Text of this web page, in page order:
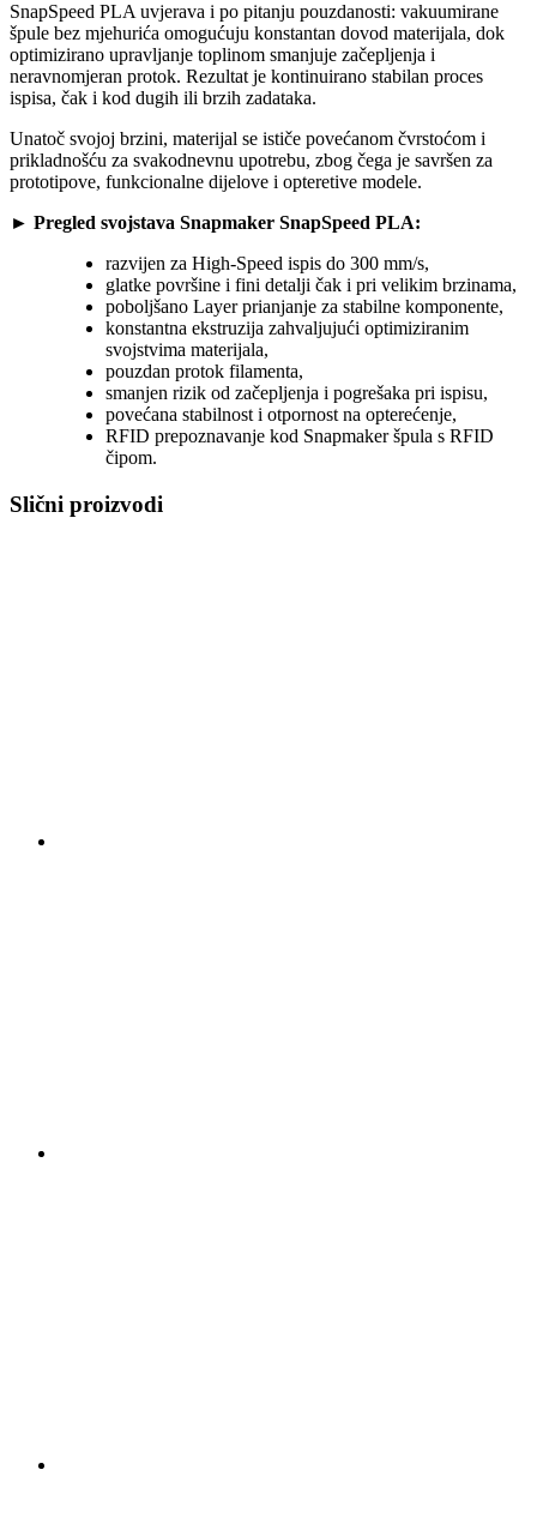
SnapSpeed PLA uvjerava i po pitanju pouzdanosti: vakuumirane
špule bez mjehurića omogućuju konstantan dovod materijala, dok
optimizirano upravljanje toplinom smanjuje začepljenja i
neravnomjeran protok. Rezultat je kontinuirano stabilan proces
ispisa, čak i kod dugih ili brzih zadataka.
Unatoč svojoj brzini, materijal se ističe povećanom čvrstoćom i
prikladnošću za svakodnevnu upotrebu, zbog čega je savršen za
prototipove, funkcionalne dijelove i opteretive modele.
► Pregled svojstava Snapmaker SnapSpeed PLA:
razvijen za High-Speed ispis do 300 mm/s,
glatke površine i fini detalji čak i pri velikim brzinama,
poboljšano Layer prianjanje za stabilne komponente,
konstantna ekstruzija zahvaljujući optimiziranim
svojstvima materijala,
pouzdan protok filamenta,
smanjen rizik od začepljenja i pogrešaka pri ispisu,
povećana stabilnost i otpornost na opterećenje,
RFID prepoznavanje kod Snapmaker špula s RFID
čipom.
Slični proizvodi